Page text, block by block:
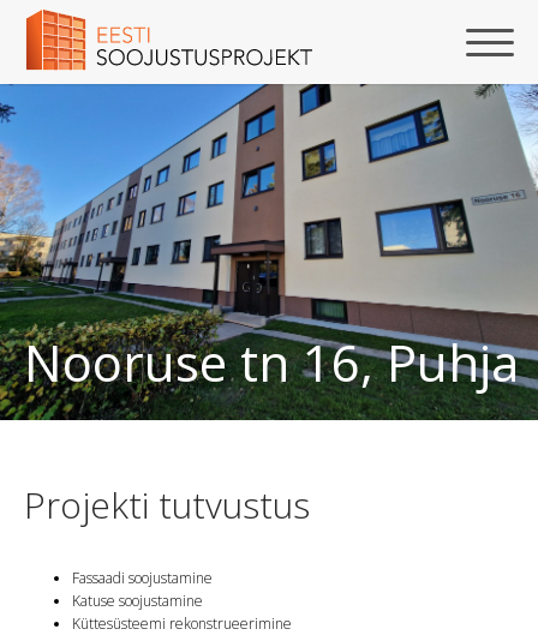
Nooruse tn 16, Puhja
Projekti tutvustus
Fassaadi soojustamine
Katuse soojustamine
Küttesüsteemi rekonstrueerimine